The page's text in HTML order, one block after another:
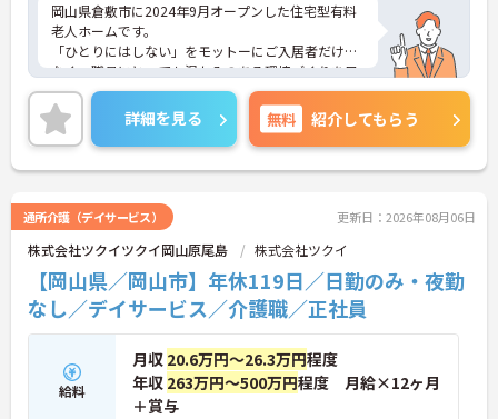
岡山県倉敷市に2024年9月オープンした住宅型有料
老人ホームです。
「ひとりにはしない」をモットーにご入居者だけで
なく、職員にとっても温かみのある環境づくりを目
指しています。
ご利用者一人ひとりに寄り添ってサービスを提供し
ていただける方を募集しています。サービス提供責
任者の経験がなくスタートされた方も多数いらっし
ゃいます。
に詳細をお話しいたしますのでお気軽にご相談くだ
さい！
詳細を見る 無料 紹介してもらう
通所介護（デイサービス） 更新日：2026年08月06日
株式会社ツクイツクイ岡山原尾島 株式会社ツクイ
【岡山県／岡山市】年休119日／日勤のみ・夜勤
なし／デイサービス／介護職／正社員
給料
月収 20.6万円～26.3万円程度
年収 263万円～500万円程度 月給×12ヶ月
＋賞与